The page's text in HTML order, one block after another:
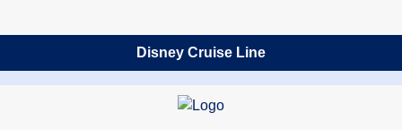
Disney Cruise Line